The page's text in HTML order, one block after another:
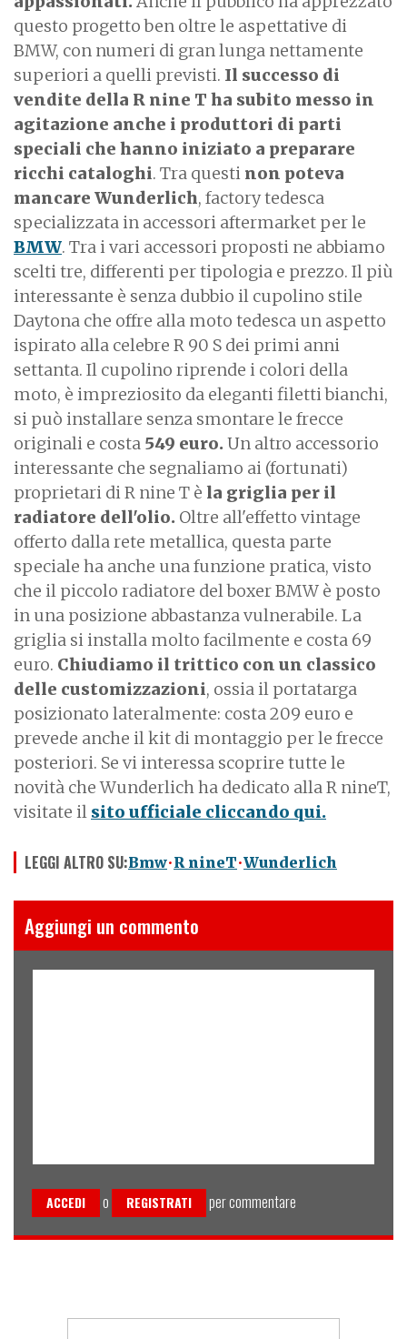
questo progetto ben oltre le aspettative di
BMW, con numeri di gran lunga nettamente
superiori a quelli previsti. Il successo di
vendite della R nine T ha subito messo in
agitazione anche i produttori di parti
speciali che hanno iniziato a preparare
ricchi cataloghi. Tra questi non poteva
mancare Wunderlich, factory tedesca
specializzata in accessori aftermarket per le
BMW. Tra i vari accessori proposti ne abbiamo
scelti tre, differenti per tipologia e prezzo. Il più
interessante è senza dubbio il cupolino stile
Daytona che offre alla moto tedesca un aspetto
ispirato alla celebre R 90 S dei primi anni
settanta. Il cupolino riprende i colori della
moto, è impreziosito da eleganti filetti bianchi,
si può installare senza smontare le frecce
originali e costa 549 euro. Un altro accessorio
interessante che segnaliamo ai (fortunati)
proprietari di R nine T è la griglia per il
radiatore dell'olio. Oltre all'effetto vintage
offerto dalla rete metallica, questa parte
speciale ha anche una funzione pratica, visto
che il piccolo radiatore del boxer BMW è posto
in una posizione abbastanza vulnerabile. La
griglia si installa molto facilmente e costa 69
euro. Chiudiamo il trittico con un classico
delle customizzazioni, ossia il portatarga
posizionato lateralmente: costa 209 euro e
prevede anche il kit di montaggio per le frecce
posteriori. Se vi interessa scoprire tutte le
novità che Wunderlich ha dedicato alla R nineT,
visitate il sito ufficiale cliccando qui.
LEGGI ALTRO SU:Bmw R nineT Wunderlich
Aggiungi un commento
ACCEDI o REGISTRATI per commentare